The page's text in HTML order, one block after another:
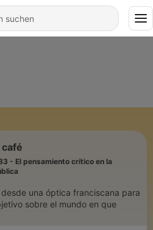
- El pensamiento crítico en la
una óptica franciscana para
sobre el mundo en que